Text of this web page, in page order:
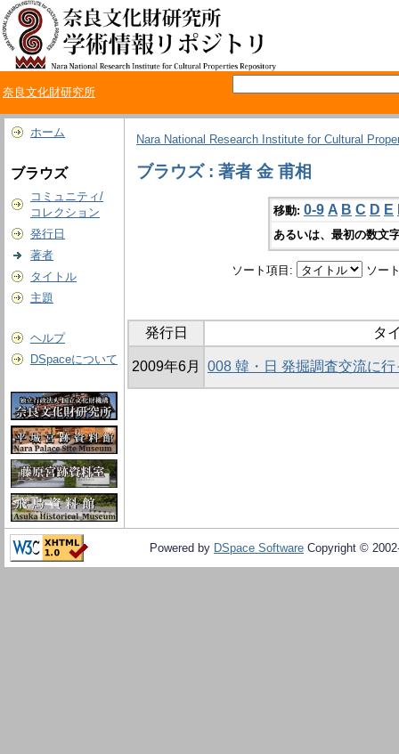
奈良文化財研究所
ホーム
ブラウズ
コミュニティ/
コレクション
発行日
著者
タイトル
主題
ヘルプ
DSpaceについて
Nara National Research Institute for Cultural
ブラウズ : 著者 金 甫相
移動: 0-9 A B C D E
あるいは、最初の数文
ソート項目: ソー
発行日 タ
2009年6月 008 韓・日 発掘調査交流に
Powered by DSpace Software Copyright ©